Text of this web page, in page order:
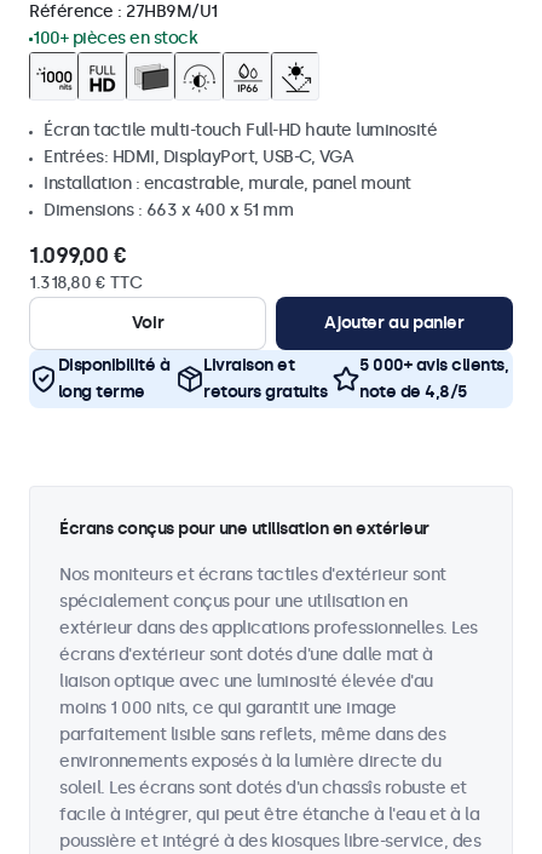
Référence : 27HB9M/U1
100+ pièces en stock
Écran tactile multi-touch Full-HD haute luminosité
Entrées: HDMI, DisplayPort, USB-C, VGA
Installation : encastrable, murale, panel mount
Dimensions : 663 x 400 x 51 mm
1.099,00 €
1.318,80 € TTC
Voir
Ajouter au panier
Disponibilité à
long terme
Livraison et
retours gratuits
5 000+ avis clients,
note de 4,8/5
Écrans conçus pour une utilisation en extérieur
Nos moniteurs et écrans tactiles d'extérieur sont
spécialement conçus pour une utilisation en
extérieur dans des applications professionnelles. Les
écrans d'extérieur sont dotés d'une dalle mat à
liaison optique avec une luminosité élevée d'au
moins 1 000 nits, ce qui garantit une image
parfaitement lisible sans reflets, même dans des
environnements exposés à la lumière directe du
soleil. Les écrans sont dotés d'un chassîs robuste et
facile à intégrer, qui peut être étanche à l'eau et à la
poussière et intégré à des kiosques libre-service, des